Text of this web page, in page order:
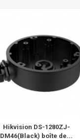
Hikvision DS-1280ZJ-
DM46(Black) boîte de...